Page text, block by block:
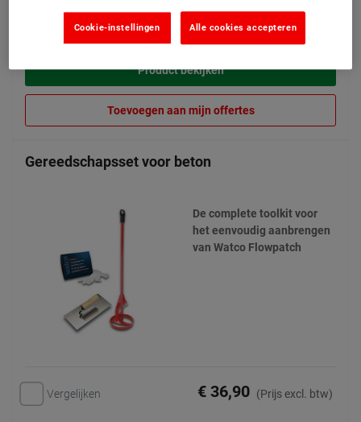
Product bekijken
Toevoegen aan mijn offertes
Gereedschapsset voor beton
De complete toolkit voor
het eenvoudig aanbrengen
van Watco Flowpatch
Vergelijken € 36,90 (Prijs excl. btw)
Alle cookies accepteren
Cookie-instellingen